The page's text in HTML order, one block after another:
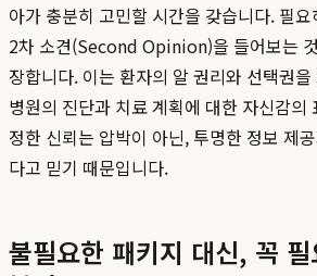
아가 충분히 고민할 시간을 갖습니다. 필
2차 소견(Second Opinion)을 들어보는
장합니다. 이는 환자의 알 권리와 선택권
병원의 진단과 치료 계획에 대한 자신감의
정한 신뢰는 압박이 아닌, 투명한 정보 제
다고 믿기 때문입니다.
불필요한 패키지 대신, 꼭